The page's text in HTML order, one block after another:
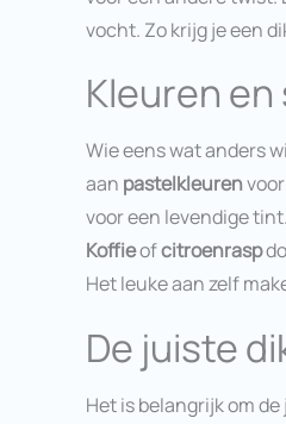
vocht. Zo krijg je een
Kleuren
Wie eens wat anders
aan pastelkleuren
voor een levendige
Koffieofcitroenrasp
Het leuke aan zelf
De juiste
Het is belangrijk om